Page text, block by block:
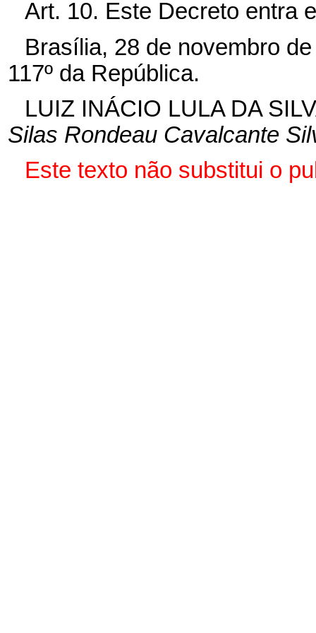
Art. 10. Este Decreto entra
Brasília, 28 de novembro
117º da República.
LUIZ INÁCIO LULA DA
Silas Rondeau Cavalcante
Este texto não substitui o